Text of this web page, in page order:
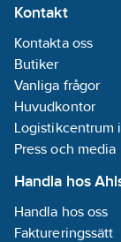
Kontakt
Kontakta oss
Butiker
Vanliga frågor
Huvudkontor
Logistikcentrum
Press och media
Handla hos
Handla hos oss
Faktureringssätt